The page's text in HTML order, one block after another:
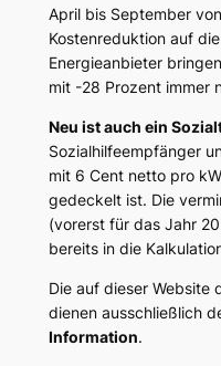
April bis September
Kostenreduktion auf
Energieanbieter
mit -28 Prozent immer
Neu ist auch ein
Sozialhilfeempfänger
mit 6 Cent netto pro
gedeckelt ist. Die
(vorerst für das Jahr
bereits in die
Die auf dieser Website
dienen ausschließlich
Information.